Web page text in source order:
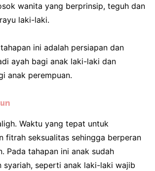
wanita yang berprinsip, teguh dan
laki-laki.
ini adalah persiapan dan
ayah bagi anak laki-laki dan
anak perempuan.
Waktu yang tepat untuk
fitrah seksualitas sehingga berperan
Pada tahapan ini anak sudah
syariah, seperti anak laki-laki wajib